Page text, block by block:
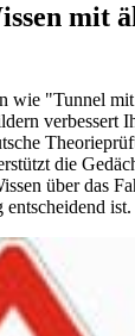
mit
wie "Tunnel
verbessert
die
über das
entscheidend ist.